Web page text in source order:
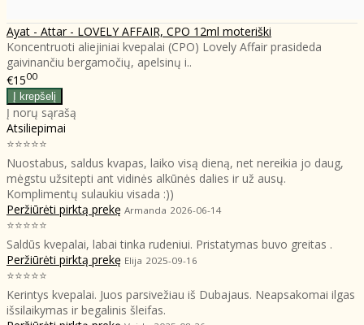
Ayat - Attar - LOVELY AFFAIR, CPO 12ml moteriški
Koncentruoti aliejiniai kvepalai (CPO) Lovely Affair prasideda
gaivinančiu bergamočių, apelsinų i..
€1500
Į norų sąrašą
Atsiliepimai
⭐⭐⭐⭐⭐
Nuostabus, saldus kvapas, laiko visą dieną, net nereikia jo daug,
mėgstu užsitepti ant vidinės alkūnės dalies ir už ausų.
Komplimentų sulaukiu visada :))
Peržiūrėti pirktą prekę Armanda 2026-06-14
⭐⭐⭐⭐⭐
Saldūs kvepalai, labai tinka rudeniui. Pristatymas buvo greitas .
Peržiūrėti pirktą prekę Elija 2025-09-16
⭐⭐⭐⭐⭐
Kerintys kvepalai. Juos parsivežiau iš Dubajaus. Neapsakomai ilgas
išsilaikymas ir begalinis šleifas.